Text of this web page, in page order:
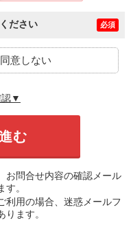
ださい 必須
同意しない
認▼
お問合せ内容の確認メール
。
利用の場合、迷惑メールフ
ります。